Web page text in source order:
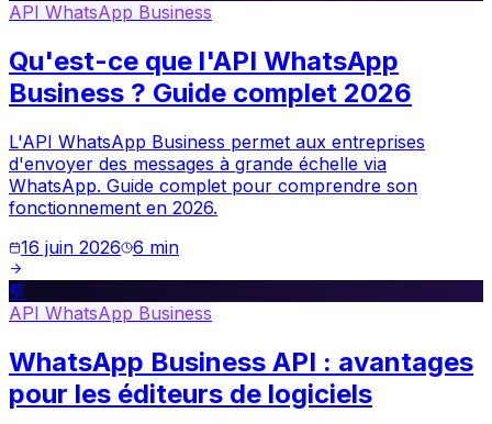
API WhatsApp Business
Qu'est-ce que l'API WhatsApp
Business ? Guide complet 2026
L'API WhatsApp Business permet aux entreprises
d'envoyer des messages à grande échelle via
WhatsApp. Guide complet pour comprendre son
fonctionnement en 2026.
16 juin 2026 6 min
💬
API WhatsApp Business
WhatsApp Business API : avantages
pour les éditeurs de logiciels